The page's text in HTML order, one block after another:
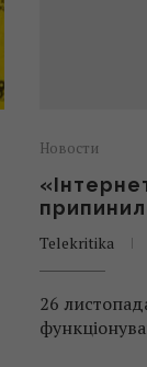
Новости
Telekritika
26